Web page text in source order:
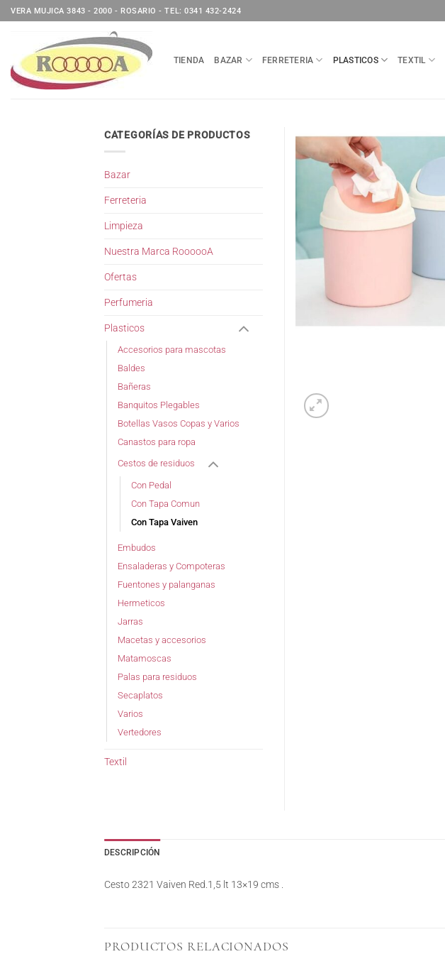
Saltar
al
VERA MUJICA 3843 - 2000 - ROSARIO - TEL: 0341 432-2424
TIENDA BAZAR FERRETERIA PLASTICOS TEXTIL
CATEGORÍAS DE PRODUCTOS
Bazar
Ferreteria
Limpieza
Nuestra Marca RoooooA
Ofertas
Perfumeria
Plasticos
Accesorios para mascotas
Baldes
Bañeras
Banquitos Plegables
Botellas Vasos Copas y Varios
Canastos para ropa
Cestos de residuos
Con Pedal
Con Tapa Comun
Con Tapa Vaiven
Embudos
Ensaladeras y Compoteras
Fuentones y palanganas
Hermeticos
Jarras
Macetas y accesorios
Matamoscas
Palas para residuos
Secaplatos
Varios
Vertedores
Textil
DESCRIPCIÓN
Cesto 2321 Vaiven Red.1,5 lt 13×19 cms .
PRODUCTOS RELACIONADOS